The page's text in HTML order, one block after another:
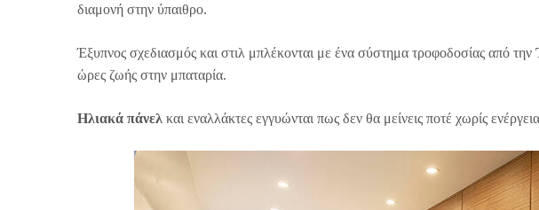
διαμονή στην ύπαιθρο.
Έξυπνος σχεδιασμός και στιλ μπλέκονται με ένα σύστημα τροφοδοσίας από την
ώρες ζωής στην μπαταρία.
Ηλιακά πάνελ και εναλλάκτες εγγυώνται πως δεν θα μείνεις ποτέ χωρίς